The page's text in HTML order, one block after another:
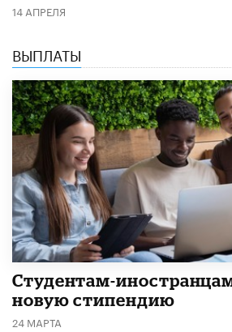
14 АПРЕЛЯ
ВЫПЛАТЫ
Студентам-
новую стипендию
24 МАРТА